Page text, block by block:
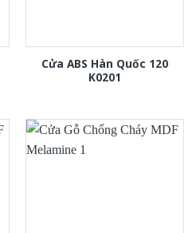
Cửa ABS Hàn Quốc 120
K0201